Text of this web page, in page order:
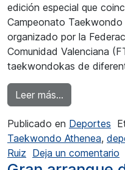
edición especial que
Campeonato
organizado por la
Comunidad Valenciana
taekwondokas de
Leer más…
Publicado en Deportes
Taekwondo Athenea,
Ruiz Deja un comentario